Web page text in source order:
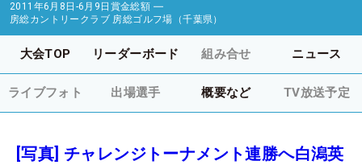
2011年6月8日-6月9日 賞金総額 ―
房総カントリークラブ 房総ゴルフ場（千葉県）
大会TOP リーダーボード 組み合せ ニュース
ライブフォト 出場選手 概要など TV放送予定
[写真] チャレンジトーナメント連勝へ白潟英